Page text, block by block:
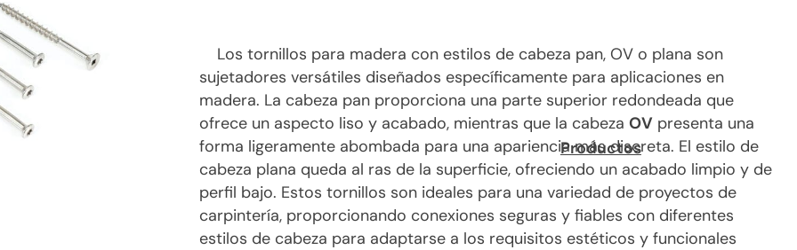
Productos
Los tornillos para madera con estilos de cabeza pan, OV o plana son
sujetadores versátiles diseñados específicamente para aplicaciones en
madera. La cabeza pan proporciona una parte superior redondeada que
ofrece un aspecto liso y acabado, mientras que la cabeza OV presenta una
forma ligeramente abombada para una apariencia más discreta. El estilo de
cabeza plana queda al ras de la superficie, ofreciendo un acabado limpio y de
perfil bajo. Estos tornillos son ideales para una variedad de proyectos de
carpintería, proporcionando conexiones seguras y fiables con diferentes
estilos de cabeza para adaptarse a los requisitos estéticos y funcionales